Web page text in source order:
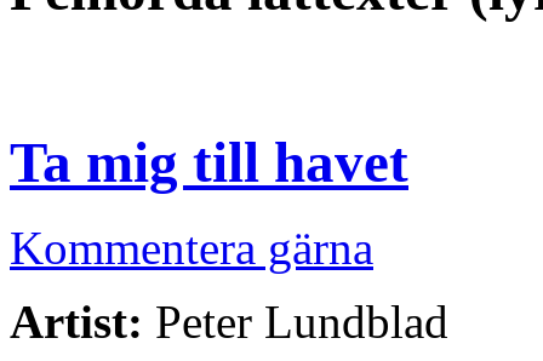
Ta mig till havet
Kommentera gärna
Artist: Peter Lundblad